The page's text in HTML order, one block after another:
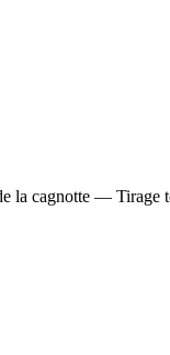
la cagnotte — Tirage